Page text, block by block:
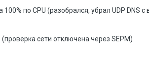
по CPU (разобрался, убрал UDP DNS с
сети отключена через SEPM)